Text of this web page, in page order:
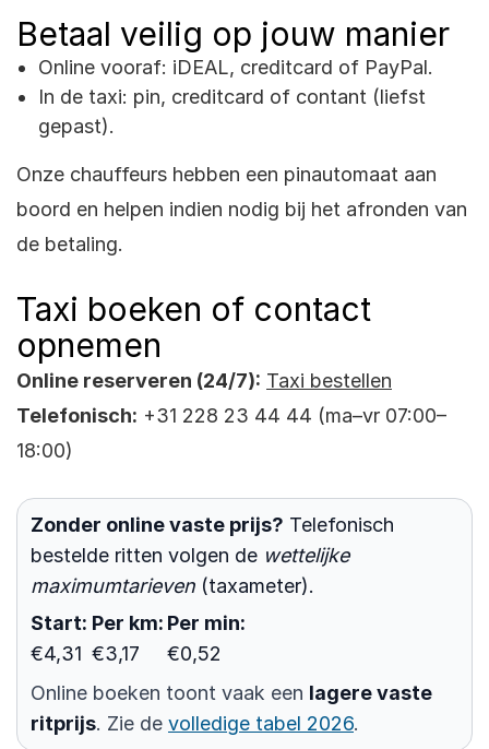
Betaal veilig op jouw manier
Online vooraf: iDEAL, creditcard of PayPal.
In de taxi: pin, creditcard of contant (liefst
gepast).
Onze chauffeurs hebben een pinautomaat aan
boord en helpen indien nodig bij het afronden van
de betaling.
Taxi boeken of contact
opnemen
Online reserveren (24/7): Taxi bestellen
Telefonisch: +31 228 23 44 44 (ma–vr 07:00–
18:00)
Zonder online vaste prijs? Telefonisch
bestelde ritten volgen de wettelijke
maximumtarieven (taxameter).
Start:
€4,31
Per km:
€3,17
Per min:
€0,52
Online boeken toont vaak een lagere vaste
ritprijs. Zie de volledige tabel 2026.